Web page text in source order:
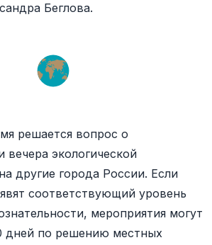
Беглова.
решается вопрос о
вечера экологической
другие города России. Если
соответствующий уровень
мероприятия могут
дней по решению местных